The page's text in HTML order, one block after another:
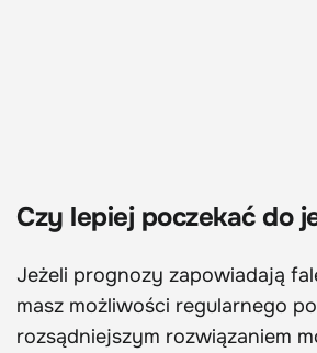
Czy lepiej poczekać do
Jeżeli prognozy zapowiadają
masz możliwości regularnego
rozsądniejszym rozwiązaniem